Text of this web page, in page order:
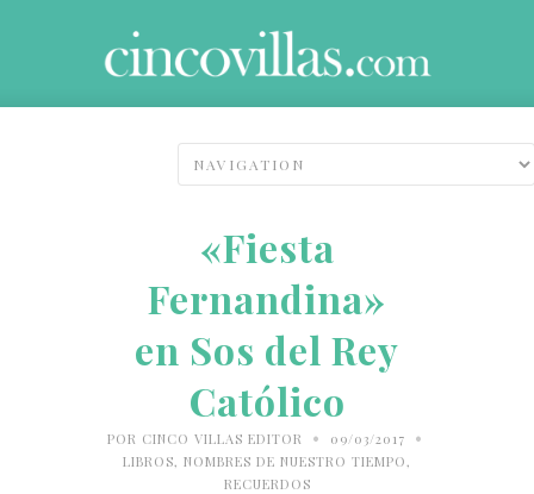
«Fiesta
Fernandina»
en Sos del Rey
Católico
POR CINCO VILLAS EDITOR • 09/03/2017 •
LIBROS, NOMBRES DE NUESTRO TIEMPO ,
RECUERDOS